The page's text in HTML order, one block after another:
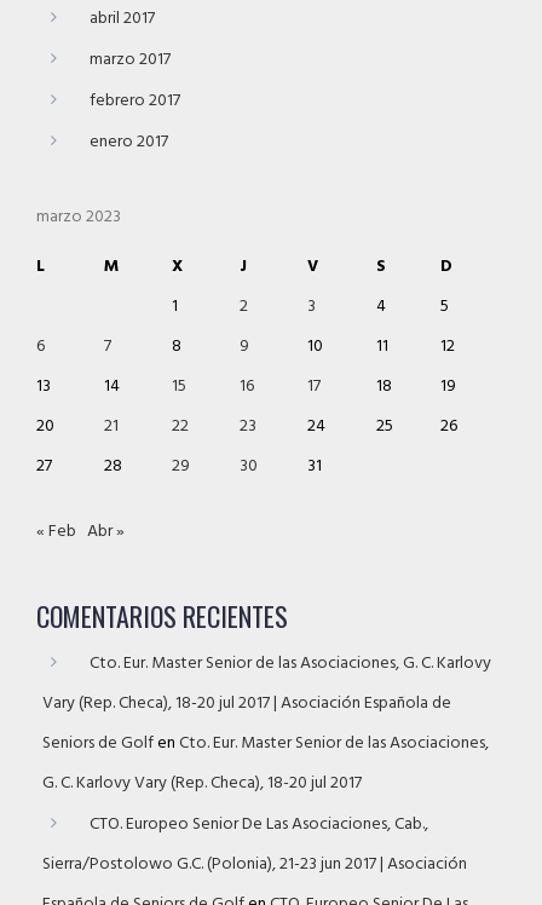
abril 2017
marzo 2017
febrero 2017
enero 2017
marzo 2023
L
M X J V S
D
1
2 3 4
5
6
7 8 9 10 11
12
13
14 15 16 17 18
19
20
21 22 23 24 25
26
27
28 29 30 31
« Feb Abr »
COMENTARIOS RECIENTES
Cto. Eur. Master Senior de las Asociaciones, G. C. Karlovy
Vary (Rep. Checa), 18-20 jul 2017 | Asociación Española de
Seniors de GolfenCto. Eur. Master Senior de las Asociaciones,
G. C. Karlovy Vary (Rep. Checa), 18-20 jul 2017
CTO. Europeo Senior De Las Asociaciones, Cab.,
Sierra/Postolowo G.C. (Polonia), 21-23 jun 2017 | Asociación